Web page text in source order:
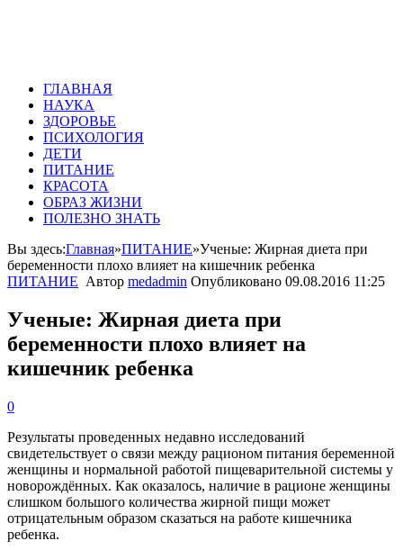
ГЛАВНАЯ
НАУКА
ЗДОРОВЬЕ
ПСИХОЛОГИЯ
ДЕТИ
ПИТАНИЕ
КРАСОТА
ОБРАЗ ЖИЗНИ
ПОЛЕЗНО ЗНАТЬ
Вы здесь:Главная»ПИТАНИЕ»Ученые: Жирная диета при
беременности плохо влияет на кишечник ребенка
ПИТАНИЕ Автор medadmin Опубликовано 09.08.2016 11:25
Ученые: Жирная диета при
беременности плохо влияет на
кишечник ребенка
0
Результаты проведенных недавно исследований
свидетельствует о связи между рационом питания беременной
женщины и нормальной работой пищеварительной системы у
новорождённых. Как оказалось, наличие в рационе женщины
слишком большого количества жирной пищи может
отрицательным образом сказаться на работе кишечника
ребенка.